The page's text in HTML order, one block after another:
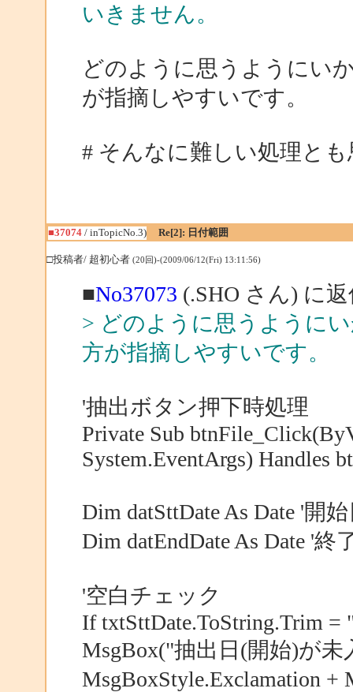
いきません。
どのように思うようにい
が指摘しやすいです。
# そんなに難しい処理と
■37074/ inTopicNo.3) Re[2]: 日付範囲
□投稿者/ 超初心者 (20回)-(2009/06/12(Fri) 13:11:56)
■No37073 (.SHO さん) に
> どのように思うように
方が指摘しやすいです。
'抽出ボタン押下時処理
Private Sub
System.EventArgs) Handles
Dim datSttDate As Date '開
Dim datEndDate As Date '終
'空白チェック
If txtSttDate.ToString.Trim =
MsgBox("抽出日(開始)が未
MsgBoxStyle.Exclamation